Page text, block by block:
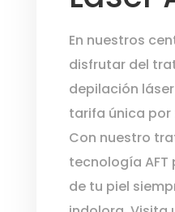
En nuestros
disfrutar del
depilación
tarifa única por
Con nuestro
tecnología
de tu piel